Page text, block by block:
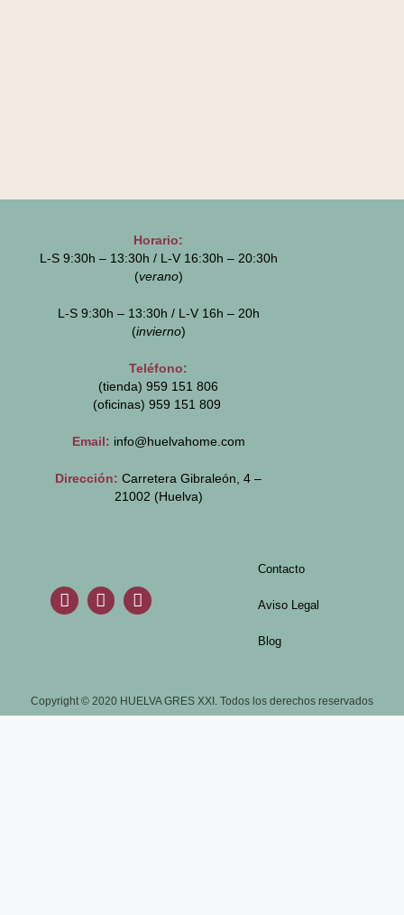
Horario:
L-S 9:30h – 13:30h / L-V 16:30h – 20:30h
(verano)
L-S 9:30h – 13:30h / L-V 16h – 20h
(invierno)
Teléfono:
(tienda) 959 151 806
(oficinas) 959 151 809
Email: info@huelvahome.com
Dirección: Carretera Gibraleón, 4 –
21002 (Huelva)
Contacto
Aviso Legal
Blog
Copyright © 2020 HUELVA GRES XXI. Todos los derechos reservados